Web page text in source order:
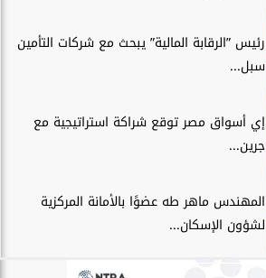
رئيس ”الرقابة المالية” يبحث مع شركات التأمين
سبل...
إي أسواق مصر توقع شراكة استراتيجية مع
جرين...
المهندس ماهر طه عضوًا بالأمانة المركزية
لشؤون الإسكان...